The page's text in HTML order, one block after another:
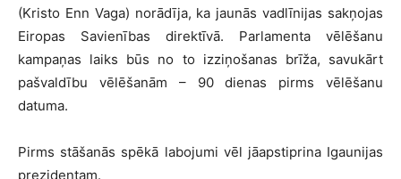
(Kristo Enn Vaga) norādīja, ka jaunās vadlīnijas sakņojas
Eiropas Savienības direktīvā. Parlamenta vēlēšanu
kampaņas laiks būs no to izziņošanas brīža, savukārt
pašvaldību vēlēšanām – 90 dienas pirms vēlēšanu
datuma.
Pirms stāšanās spēkā labojumi vēl jāapstiprina Igaunijas
prezidentam.